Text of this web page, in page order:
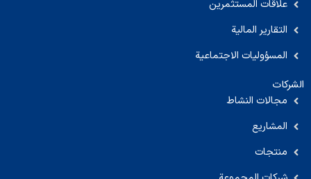
علاقات المستثمرين
التقارير المالية
المسؤوليات الاجتماعية
الشركات
مجالات النشاط
المشاريع
منتجات